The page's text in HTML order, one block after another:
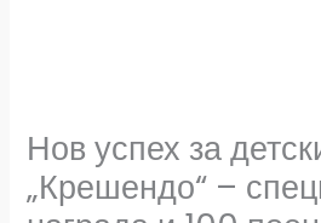
Нов успех за
„Крешендо“ –